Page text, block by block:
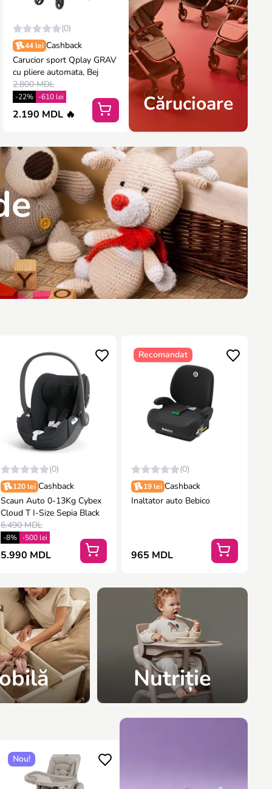
Cărucioare
(0)
44 lei Cashback
Carucior sport Qplay GRAV
cu pliere automata, Bej
2.800 MDL
-22% -610 lei
2.190 MDL 🔥
(0)
120 lei Cashback
Scaun Auto 0-13Kg Cybex
Cloud T I-Size Sepia Black
6.490 MDL
-8% -500 lei
5.990 MDL
Recomandat
(0)
19 lei Cashback
Inaltator auto Bebico
965 MDL
Nutriție
Nou!